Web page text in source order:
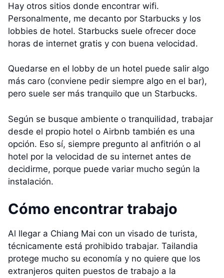
Hay otros sitios donde encontrar wifi.
Personalmente, me decanto por Starbucks y los
lobbies de hotel. Starbucks suele ofrecer doce
horas de internet gratis y con buena velocidad.
Quedarse en el lobby de un hotel puede salir algo
más caro (conviene pedir siempre algo en el bar),
pero suele ser más tranquilo que un Starbucks.
Según se busque ambiente o tranquilidad, trabajar
desde el propio hotel o Airbnb también es una
opción. Eso sí, siempre pregunto al anfitrión o al
hotel por la velocidad de su internet antes de
decidirme, porque puede variar mucho según la
instalación.
Cómo encontrar trabajo
Al llegar a Chiang Mai con un visado de turista,
técnicamente está prohibido trabajar. Tailandia
protege mucho su economía y no quiere que los
extranjeros quiten puestos de trabajo a la